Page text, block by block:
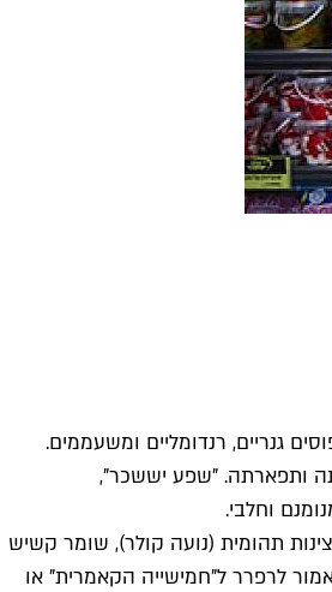
גנריים, רנדומליים ומשעממים.
ותפארתה. "שפע יששכר",
וחלבי.
תהומית (נועה קולר), שומר קשיש
לרפרר ל"חמישייה הקאמרית" או